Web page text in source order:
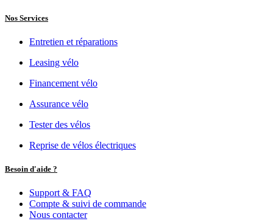
Nos Services
Entretien et réparations
Leasing vélo
Financement vélo
Assurance vélo
Tester des vélos
Reprise de vélos électriques
Besoin d'aide ?
Support & FAQ
Compte & suivi de commande
Nous contacter